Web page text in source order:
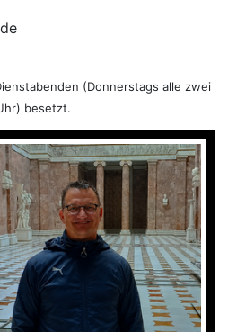
(Donnerstags alle zwei
besetzt.